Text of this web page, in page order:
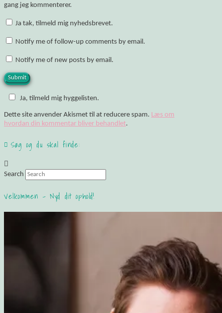
gang jeg kommenterer.
Ja tak, tilmeld mig nyhedsbrevet.
Notify me of follow-up comments by email.
Notify me of new posts by email.
Ja, tilmeld mig hyggelisten.
Dette site anvender Akismet til at reducere spam. Læs om
hvordan din kommentar bliver behandlet.
Søg og du skal finde:
Search
Velkommen – Nyd dit ophold!